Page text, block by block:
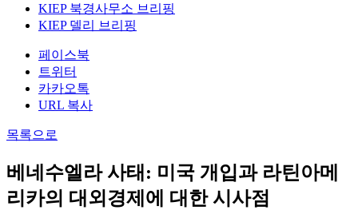
KIEP 북경사무소 브리핑
KIEP 델리 브리핑
페이스북
트위터
카카오톡
URL 복사
목록으로
베네수엘라 사태: 미국 개입과 라틴아메
리카의 대외경제에 대한 시사점